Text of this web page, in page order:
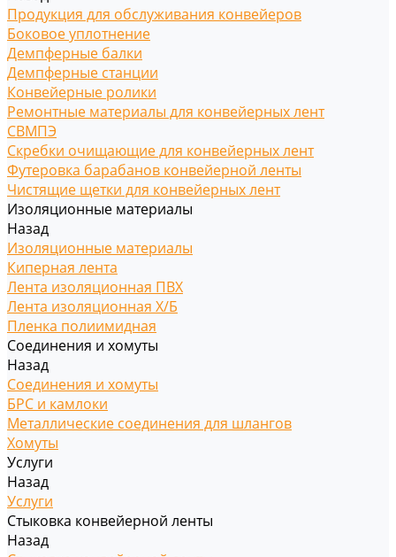
Продукция для обслуживания конвейеров
Боковое уплотнение
Демпферные балки
Демпферные станции
Конвейерные ролики
Ремонтные материалы для конвейерных лент
СВМПЭ
Скребки очищающие для конвейерных лент
Футеровка барабанов конвейерной ленты
Чистящие щетки для конвейерных лент
Изоляционные материалы
Назад
Изоляционные материалы
Киперная лента
Лента изоляционная ПВХ
Лента изоляционная Х/Б
Пленка полиимидная
Соединения и хомуты
Назад
Соединения и хомуты
БРС и камлоки
Металлические соединения для шлангов
Хомуты
Услуги
Назад
Услуги
Стыковка конвейерной ленты
Назад